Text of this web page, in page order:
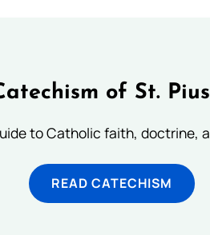
of St.
to Catholic faith, doctrine,
READ CATECHISM